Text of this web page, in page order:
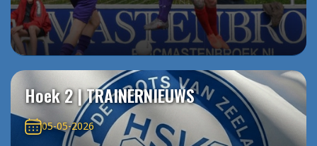
Hoek 2 | TRAINERNIEUWS
05-05-2026